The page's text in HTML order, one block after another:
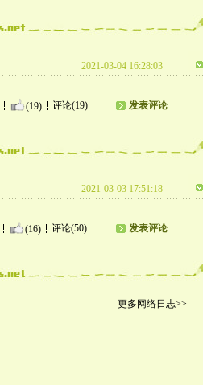
2021-03-04 16:28:03
(19) 评论(19) 发表评论
2021-03-03 17:51:18
(16) 评论(50) 发表评论
更多网络日志>>